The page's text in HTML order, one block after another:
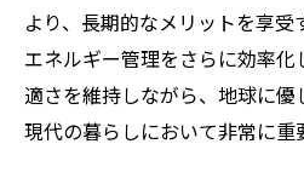
エコロジカルな暮ら
古い給湯器のリサイ
より、長期的なメリットを享
エネルギー管理をさらに効率
適さを維持しながら、地球に優
現代の暮らしにおいて非常に重